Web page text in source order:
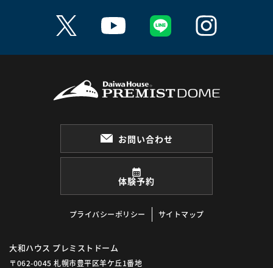
お問い合わせ
体験予約
プライバシーポリシー サイトマップ
大和ハウス プレミストドーム
〒062-0045 札幌市豊平区羊ケ丘1番地